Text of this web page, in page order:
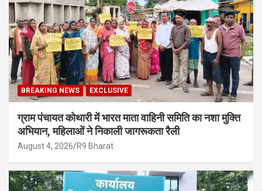
BREAKING NEWS EXCLUSIVE
ग्राम पंचायत कोथारी में भारत माता वाहिनी समिति का नशा मुक्ति
अभियान, महिलाओं ने निकाली जागरूकता रैली
August 4, 2026 R9 Bharat